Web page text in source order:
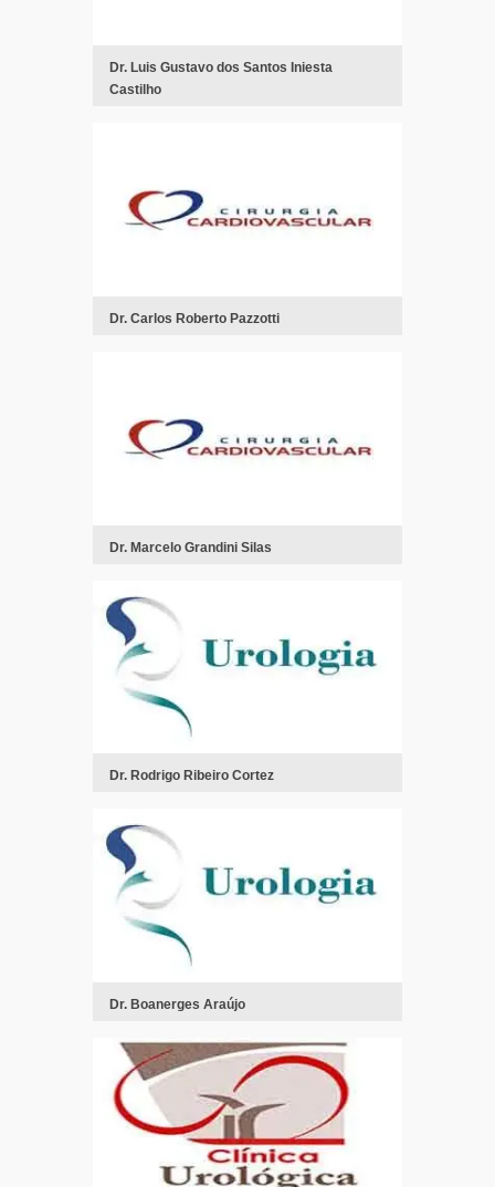
Dr. Luis Gustavo dos Santos Iniesta
Castilho
Dr. Carlos Roberto Pazzotti
Dr. Marcelo Grandini Silas
Dr. Rodrigo Ribeiro Cortez
Dr. Boanerges Araújo